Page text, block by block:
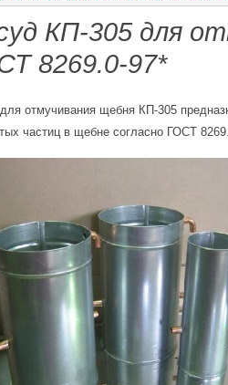
КП-305 для
8269.0-97*
отмучивания щебня КП-305
частиц в щебне согласно ГОСТ